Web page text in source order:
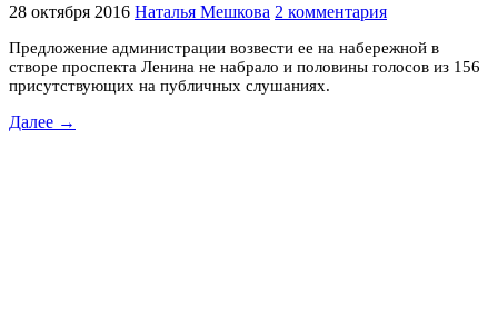
28 октября 2016 Наталья Мешкова 2 комментария
Предложение администрации возвести ее на набережной в
створе проспекта Ленина не набрало и половины голосов из 156
присутствующих на публичных слушаниях.
Далее →